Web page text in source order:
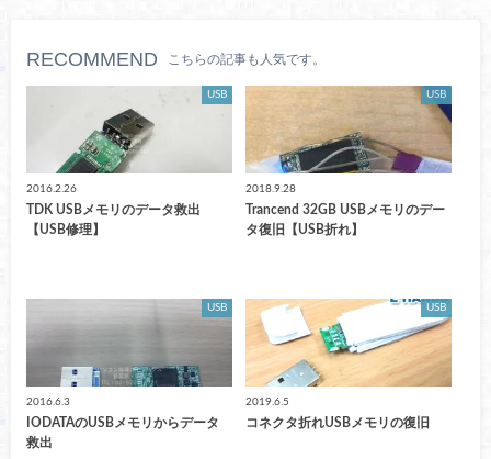
RECOMMEND こちらの記事も人気です。
USB
2016.2.26
TDK USBメモリのデータ救出
【USB修理】
USB
2018.9.28
Trancend 32GB USBメモリのデー
タ復旧【USB折れ】
USB
2016.6.3
IODATAのUSBメモリからデータ
救出
USB
2019.6.5
コネクタ折れUSBメモリの復旧